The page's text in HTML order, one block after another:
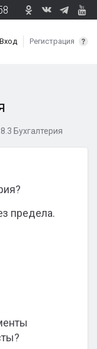
Вход Регистрация
Бухгалтерия
предела.